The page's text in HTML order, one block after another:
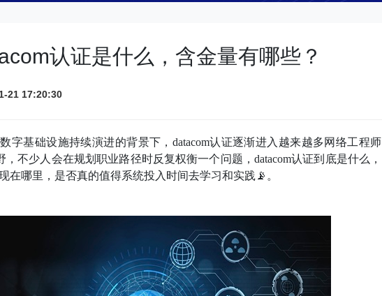
认证是什么，含金量有哪些？
21 17:20:30
字基础设施持续演进的背景下， datacom认证逐渐进入越来越多网络工程师
，不少人会在规划职业路径时反复权衡一个问题 ， datacom认证到底是什么，
在哪里，是否真的值得系统投入时间去学习和实践 📡 。